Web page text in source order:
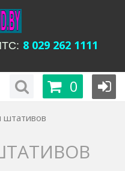
8 029 262 1111
54:будни с 15-00 до
вых
0
штативов